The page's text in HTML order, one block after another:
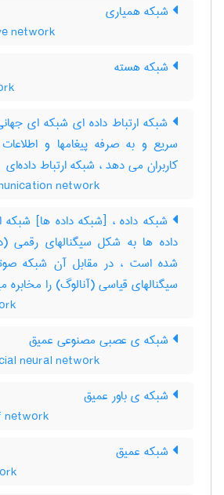
شبکه همیاری
network
شبکه هسته
شبکه ارتباط داده ای شبکه ای
سریع و به صرفه پیغامها و اطلاعات
کاربران می دهد ، شبکه ارتباط داده‌ای
network
شبکه داده ، [شبکه داده ها] شبکه
داده ها به شکل سیگنالهای رقمی
شده است ، در مقابل آن شبکه
سیگنالهای قیاسی (آنالوگ) را مخابره
شبکه ی عصبی مصنوعی عمیق
neural network
شبکه ی باور عمیق
network
شبکه عمیق